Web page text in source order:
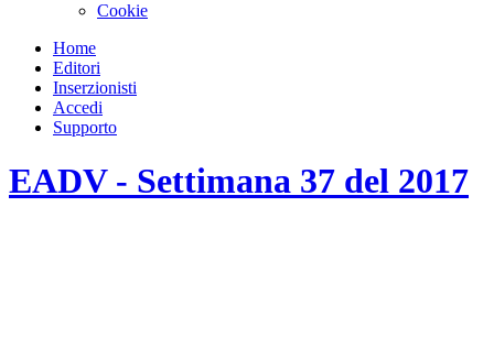
Cookie
Home
Editori
Inserzionisti
Accedi
Supporto
EADV - Settimana 37 del 2017